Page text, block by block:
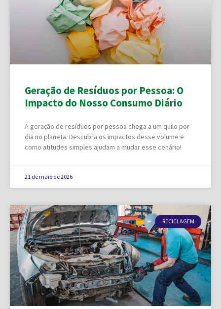
Geração de Resíduos por Pessoa: O
Impacto do Nosso Consumo Diário
A geração de resíduos por pessoa chega a um quilo por
dia no planeta. Descubra os impactos desse volume e
como atitudes simples ajudam a mudar esse cenário!
21 de maio de 2026
RECICLAGEM